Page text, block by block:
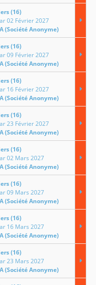
(16)
02 Février 2027
(Société Anonyme)
(16)
09 Février 2027
(Société Anonyme)
(16)
16 Février 2027
(Société Anonyme)
(16)
23 Février 2027
(Société Anonyme)
(16)
02 Mars 2027
(Société Anonyme)
(16)
09 Mars 2027
(Société Anonyme)
(16)
16 Mars 2027
(Société Anonyme)
(16)
23 Mars 2027
(Société Anonyme)